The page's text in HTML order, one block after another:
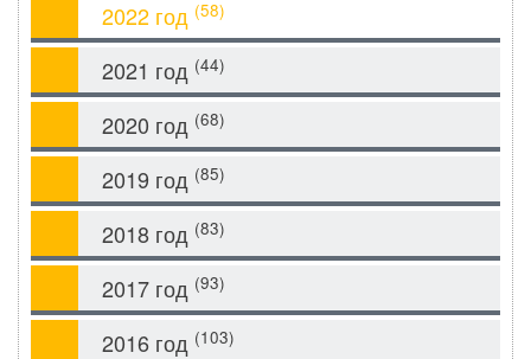
2022 год (58)
2021 год (44)
2020 год (68)
2019 год (85)
2018 год (83)
2017 год (93)
2016 год (103)